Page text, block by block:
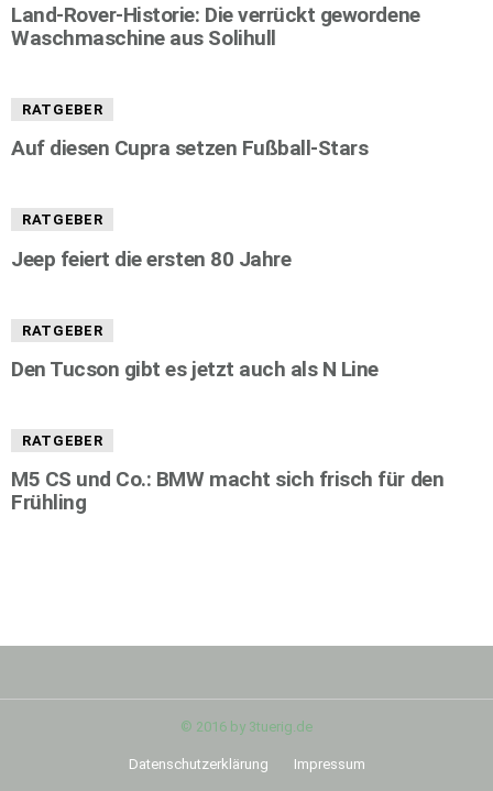
Land-Rover-Historie: Die verrückt gewordene
Waschmaschine aus Solihull
RATGEBER
Auf diesen Cupra setzen Fußball-Stars
RATGEBER
Jeep feiert die ersten 80 Jahre
RATGEBER
Den Tucson gibt es jetzt auch als N Line
RATGEBER
M5 CS und Co.: BMW macht sich frisch für den
Frühling
© 2016 by 3tuerig.de
Datenschutzerklärung Impressum